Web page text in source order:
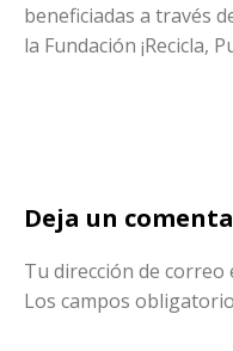
beneficiadas a través
la Fundación ¡Recicla,
Deja un
Tu dirección de correo
Los campos